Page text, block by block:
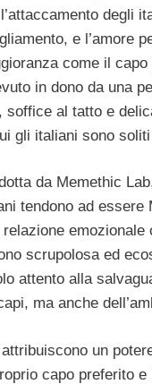
degli
e l’amore
come il capo
in dono da una
soffice al tatto e
gli italiani sono
da Memethic
tendono ad essere
emozionale
scrupolosa ed
attento alla
ma anche
un
capo preferito e